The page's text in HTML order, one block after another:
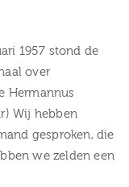
1957 stond de
over
Hermannus
Wij hebben
gesproken, die
we zelden een